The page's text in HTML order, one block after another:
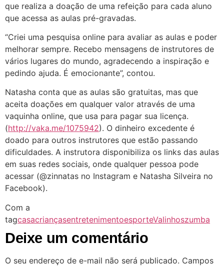
que realiza a doação de uma refeição para cada aluno
que acessa as aulas pré-gravadas.
“Criei uma pesquisa online para avaliar as aulas e poder
melhorar sempre. Recebo mensagens de instrutores de
vários lugares do mundo, agradecendo a inspiração e
pedindo ajuda. É emocionante”, contou.
Natasha conta que as aulas são gratuitas, mas que
aceita doações em qualquer valor através de uma
vaquinha online, que usa para pagar sua licença.
(http://vaka.me/1075942). O dinheiro excedente é
doado para outros instrutores que estão passando
dificuldades. A instrutora disponibiliza os links das aulas
em suas redes sociais, onde qualquer pessoa pode
acessar (@zinnatas no Instagram e Natasha Silveira no
Facebook).
Com a
tagcasacriançasentretenimentoesporteValinhoszumba
Deixe um comentário
O seu endereço de e-mail não será publicado. Campos